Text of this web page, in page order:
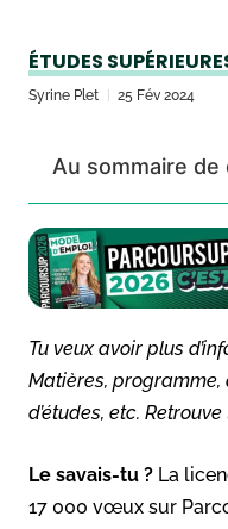
ÉTUDES
Syrine Plet 25 Fév 2024
Au sommaire
Tu veux avoir plus
Matières, programme,
d’études, etc.
Le savais-tu ? La
17 000 vœux sur